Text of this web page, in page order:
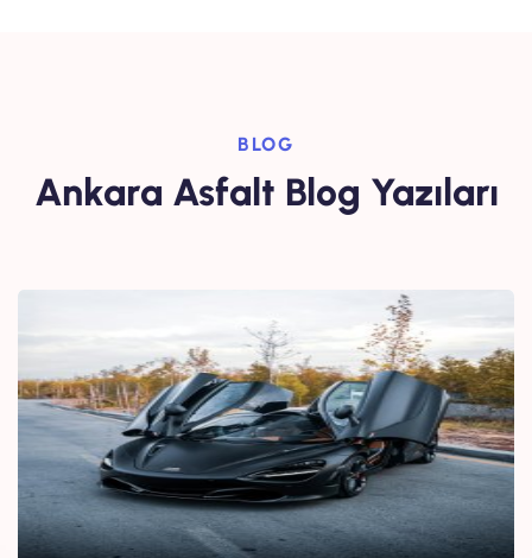
BLOG
Ankara Asfalt Blog Yazıları